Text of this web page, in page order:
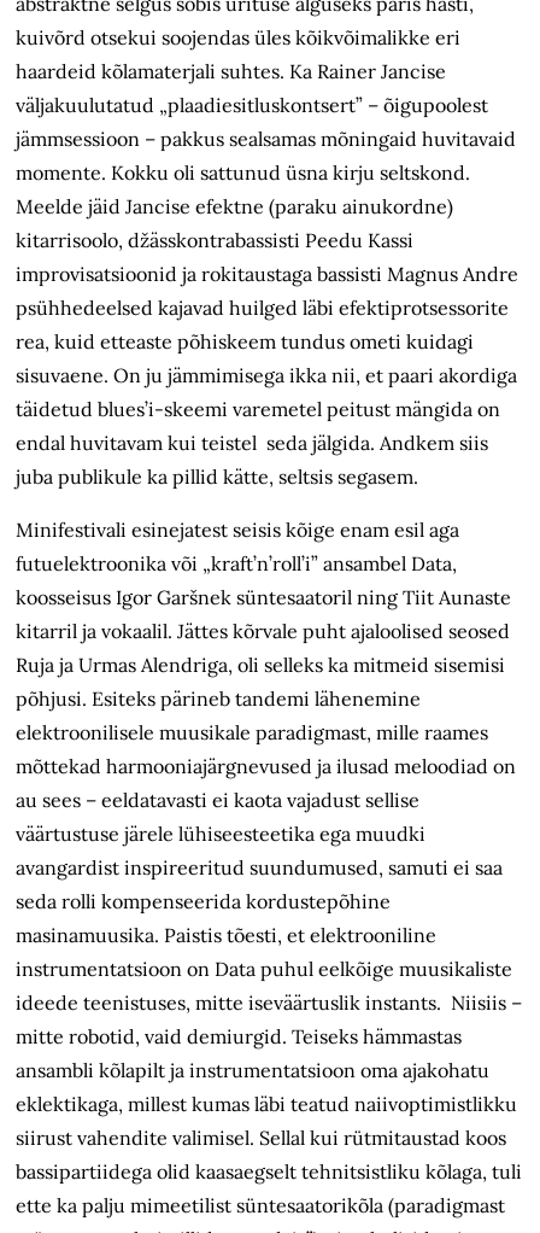
kuivõrd otsekui soojendas üles kõikvõimalikke eri
haardeid kõlamaterjali suhtes. Ka Rainer Jancise
väljakuulutatud „plaadiesitluskontsert” – õigupoolest
jämmsessioon – pakkus sealsamas mõningaid huvitavaid
momente. Kokku oli sattunud üsna kirju seltskond.
Meelde jäid Jancise efektne (paraku ainukordne)
kitarrisoolo, džässkontrabassisti Peedu Kassi
improvisatsioonid ja rokitaustaga bassisti Magnus Andre
psühhedeelsed kajavad huilged läbi efektiprotsessorite
rea, kuid etteaste põhiskeem tundus ometi kuidagi
sisuvaene. On ju jämmimisega ikka nii, et paari akordiga
täidetud blues’i-skeemi varemetel peitust mängida on
endal huvitavam kui teistel seda jälgida. Andkem siis
juba publikule ka pillid kätte, seltsis segasem.
Minifestivali esinejatest seisis kõige enam esil aga
futuelektroonika või „kraft’n’roll’i” ansambel Data,
koosseisus Igor Garšnek süntesaatoril ning Tiit Aunaste
kitarril ja vokaalil. Jättes kõrvale puht ajaloolised seosed
Ruja ja Urmas Alendriga, oli selleks ka mitmeid sisemisi
põhjusi. Esiteks pärineb tandemi lähenemine
elektroonilisele muusikale paradigmast, mille raames
mõttekad harmooniajärgnevused ja ilusad meloodiad on
au sees – eeldatavasti ei kaota vajadust sellise
väärtustuse järele lühiseesteetika ega muudki
avangardist inspireeritud suundumused, samuti ei saa
seda rolli kompenseerida kordustepõhine
masinamuusika. Paistis tõesti, et elektrooniline
instrumentatsioon on Data puhul eelkõige muusikaliste
ideede teenistuses, mitte iseväärtuslik instants. Niisiis –
mitte robotid, vaid demiurgid. Teiseks hämmastas
ansambli kõlapilt ja instrumentatsioon oma ajakohatu
eklektikaga, millest kumas läbi teatud naiivoptimistlikku
siirust vahendite valimisel. Sellal kui rütmitaustad koos
bassipartiidega olid kaasaegselt tehnitsistliku kõlaga, tuli
ette ka palju mimeetilist süntesaatorikõla (paradigmast